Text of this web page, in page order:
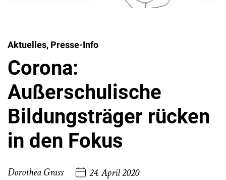
Aktuelles, Presse-Info
Corona:
Außerschulische
Bildungsträger rücken
in den Fokus
Dorothea Grass 24. April 2020